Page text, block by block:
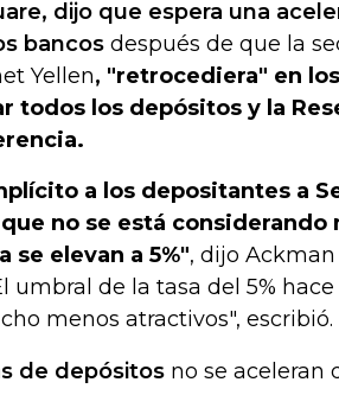
dijo que espera una
bancos después de que la
Yellen, "retrocediera" en los
todos los depósitos y la
a los depositantes a
no se está considerando
se elevan a 5%", dijo
umbral de la tasa del 5%
menos atractivos", escribió.
de depósitos no se aceleran